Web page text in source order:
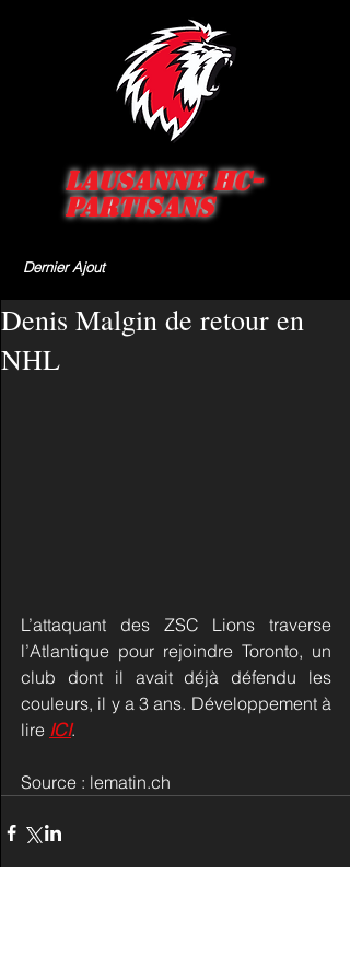
Lausanne HC-
Partisans
Dernier Ajout
Denis Malgin de retour en
NHL
L’attaquant des ZSC Lions traverse
l’Atlantique pour rejoindre Toronto, un
club dont il avait déjà défendu les
couleurs, il y a 3 ans. Développement à
lire ICI.
Source : lematin.ch